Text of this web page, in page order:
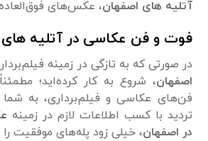
آتلیه های اصفهان، عکس‌های
فوت و فن عکاسی در آتلیه
در صورتی که به تازگی در زمینه
اصفهان، شروع به کار کرده‌اید؛
فن‌های عکاسی و فیلم‌برداری، به
تردید با کسب اطلاعات لازم در زمینه
در اصفهان، خیلی زود پله‌های موفقیت